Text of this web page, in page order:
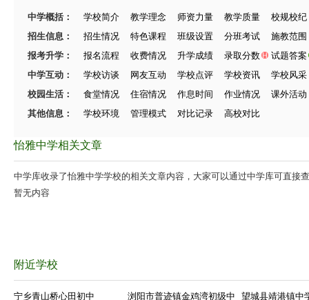
中学概括： 学校简介 教学理念 师资力量 教学质量
校规校纪
招生信息：
招生情况 特色课程 班级设置 分班考试
施教范围
报考升学：
报名流程 收费情况 升学成绩 录取分数
试题答案
中学互动：
学校访谈 网友互动 学校点评 学校资讯
学校风采
校园生活：
食堂情况 住宿情况 作息时间 作业情况
课外活动
其他信息：
学校环境 管理模式 对比记录 高校对比
怡雅中学相关文章
中学库收录了怡雅中学学校的相关文章内容，大家可以通过中学库可直接
暂无内容
附近学校
宁乡青山桥心田初中 浏阳市普迹镇金鸡湾初级中
望城县靖港镇中